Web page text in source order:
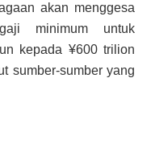
akan menggesa
minimum untuk
kepada ¥600 trilion
sumber-sumber yang